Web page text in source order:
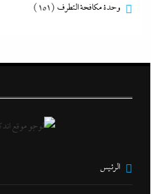
وحدة مكافحة التطرف (151)
الرئيس